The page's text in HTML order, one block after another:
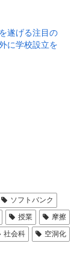
遂げる注目の
に学校設立を
ソフトバンク
授業
摩擦
社会科
空洞化